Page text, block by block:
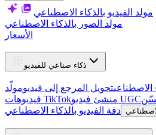
مولد الفيديو بالذكاء الاصطناعي
مولد الصور بالذكاء الاصطناعي
الأسعار
ذكاء صناعي للفيديو
الاصطناعيتحويل المرجع إلى فيديومولّد
فيديوهات TikTok
منشئ فيديو UGC
دقة الفيديو بالذكاء الاصطناعي